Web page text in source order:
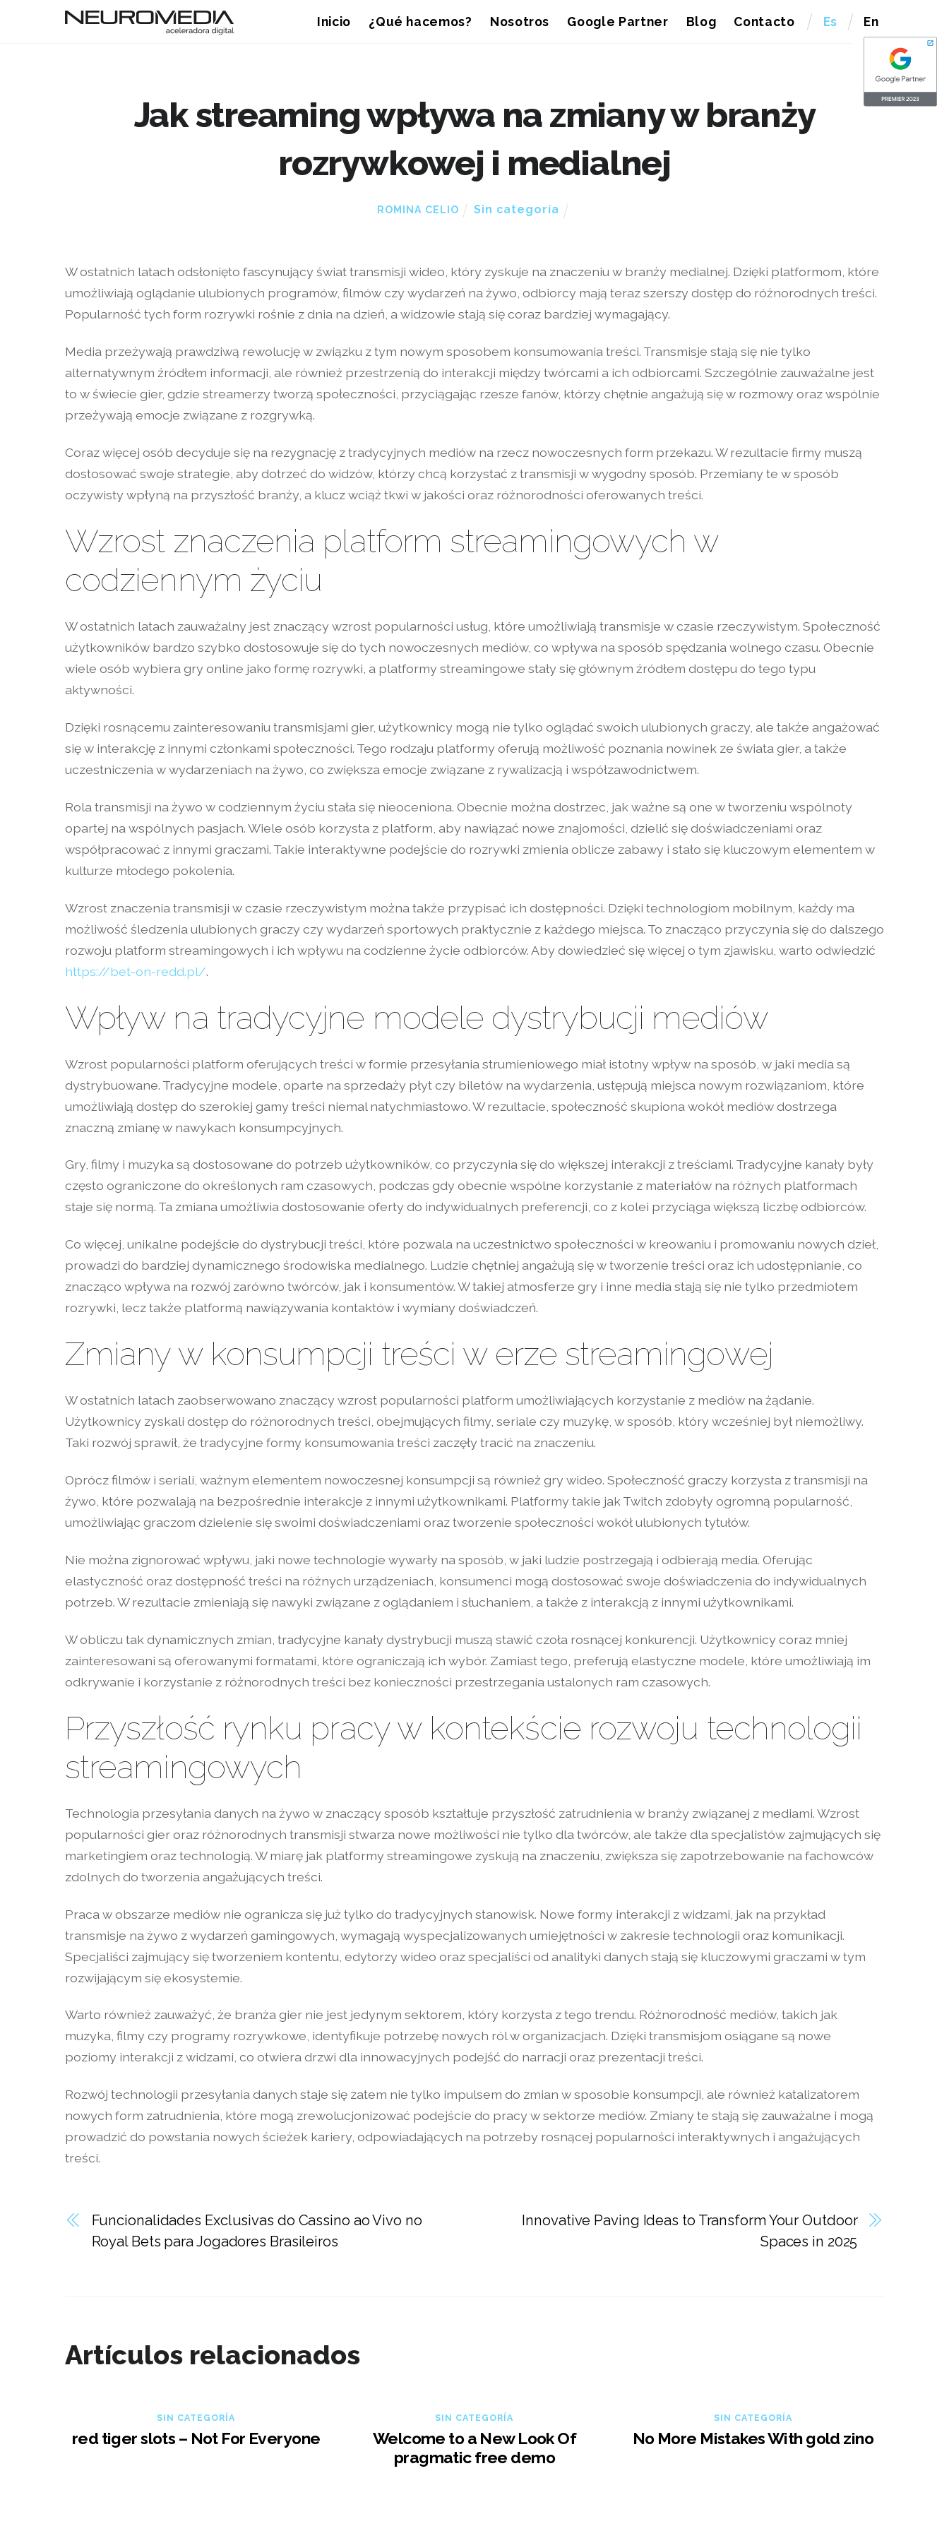
Inicio ¿Qué hacemos? Nosotros Google Partner Blog Contacto Es En
Jak streaming wpływa na zmiany w branży
rozrywkowej i medialnej
ROMINA CELIO Sin categoría
W ostatnich latach odsłonięto fascynujący świat transmisji wideo, który zyskuje na znaczeniu w branży medialnej. Dzięki platformom, które
umożliwiają oglądanie ulubionych programów, filmów czy wydarzeń na żywo, odbiorcy mają teraz szerszy dostęp do różnorodnych treści.
Popularność tych form rozrywki rośnie z dnia na dzień, a widzowie stają się coraz bardziej wymagający.
Media przeżywają prawdziwą rewolucję w związku z tym nowym sposobem konsumowania treści. Transmisje stają się nie tylko
alternatywnym źródłem informacji, ale również przestrzenią do interakcji między twórcami a ich odbiorcami. Szczególnie zauważalne jest
to w świecie gier, gdzie streamerzy tworzą społeczności, przyciągając rzesze fanów, którzy chętnie angażują się w rozmowy oraz wspólnie
przeżywają emocje związane z rozgrywką.
Coraz więcej osób decyduje się na rezygnację z tradycyjnych mediów na rzecz nowoczesnych form przekazu. W rezultacie firmy muszą
dostosować swoje strategie, aby dotrzeć do widzów, którzy chcą korzystać z transmisji w wygodny sposób. Przemiany te w sposób
oczywisty wpłyną na przyszłość branży, a klucz wciąż tkwi w jakości oraz różnorodności oferowanych treści.
Wzrost znaczenia platform streamingowych w
codziennym życiu
W ostatnich latach zauważalny jest znaczący wzrost popularności usług, które umożliwiają transmisje w czasie rzeczywistym. Społeczność
użytkowników bardzo szybko dostosowuje się do tych nowoczesnych mediów, co wpływa na sposób spędzania wolnego czasu. Obecnie
wiele osób wybiera gry online jako formę rozrywki, a platformy streamingowe stały się głównym źródłem dostępu do tego typu
aktywności.
Dzięki rosnącemu zainteresowaniu transmisjami gier, użytkownicy mogą nie tylko oglądać swoich ulubionych graczy, ale także angażować
się w interakcję z innymi członkami społeczności. Tego rodzaju platformy oferują możliwość poznania nowinek ze świata gier, a także
uczestniczenia w wydarzeniach na żywo, co zwiększa emocje związane z rywalizacją i współzawodnictwem.
Rola transmisji na żywo w codziennym życiu stała się nieoceniona. Obecnie można dostrzec, jak ważne są one w tworzeniu wspólnoty
opartej na wspólnych pasjach. Wiele osób korzysta z platform, aby nawiązać nowe znajomości, dzielić się doświadczeniami oraz
współpracować z innymi graczami. Takie interaktywne podejście do rozrywki zmienia oblicze zabawy i stało się kluczowym elementem w
kulturze młodego pokolenia.
Wzrost znaczenia transmisji w czasie rzeczywistym można także przypisać ich dostępności. Dzięki technologiom mobilnym, każdy ma
możliwość śledzenia ulubionych graczy czy wydarzeń sportowych praktycznie z każdego miejsca. To znacząco przyczynia się do dalszego
rozwoju platform streamingowych i ich wpływu na codzienne życie odbiorców. Aby dowiedzieć się więcej o tym zjawisku, warto odwiedzić
https://bet-on-redd.pl/.
Wpływ na tradycyjne modele dystrybucji mediów
Wzrost popularności platform oferujących treści w formie przesyłania strumieniowego miał istotny wpływ na sposób, w jaki media są
dystrybuowane. Tradycyjne modele, oparte na sprzedaży płyt czy biletów na wydarzenia, ustępują miejsca nowym rozwiązaniom, które
umożliwiają dostęp do szerokiej gamy treści niemal natychmiastowo. W rezultacie, społeczność skupiona wokół mediów dostrzega
znaczną zmianę w nawykach konsumpcyjnych.
Gry, filmy i muzyka są dostosowane do potrzeb użytkowników, co przyczynia się do większej interakcji z treściami. Tradycyjne kanały były
często ograniczone do określonych ram czasowych, podczas gdy obecnie wspólne korzystanie z materiałów na różnych platformach
staje się normą. Ta zmiana umożliwia dostosowanie oferty do indywidualnych preferencji, co z kolei przyciąga większą liczbę odbiorców.
Co więcej, unikalne podejście do dystrybucji treści, które pozwala na uczestnictwo społeczności w kreowaniu i promowaniu nowych dzieł,
prowadzi do bardziej dynamicznego środowiska medialnego. Ludzie chętniej angażują się w tworzenie treści oraz ich udostępnianie, co
znacząco wpływa na rozwój zarówno twórców, jak i konsumentów. W takiej atmosferze gry i inne media stają się nie tylko przedmiotem
rozrywki, lecz także platformą nawiązywania kontaktów i wymiany doświadczeń.
Zmiany w konsumpcji treści w erze streamingowej
W ostatnich latach zaobserwowano znaczący wzrost popularności platform umożliwiających korzystanie z mediów na żądanie.
Użytkownicy zyskali dostęp do różnorodnych treści, obejmujących filmy, seriale czy muzykę, w sposób, który wcześniej był niemożliwy.
Taki rozwój sprawił, że tradycyjne formy konsumowania treści zaczęły tracić na znaczeniu.
Oprócz filmów i seriali, ważnym elementem nowoczesnej konsumpcji są również gry wideo. Społeczność graczy korzysta z transmisji na
żywo, które pozwalają na bezpośrednie interakcje z innymi użytkownikami. Platformy takie jak Twitch zdobyły ogromną popularność,
umożliwiając graczom dzielenie się swoimi doświadczeniami oraz tworzenie społeczności wokół ulubionych tytułów.
Nie można zignorować wpływu, jaki nowe technologie wywarły na sposób, w jaki ludzie postrzegają i odbierają media. Oferując
elastyczność oraz dostępność treści na różnych urządzeniach, konsumenci mogą dostosować swoje doświadczenia do indywidualnych
potrzeb. W rezultacie zmieniają się nawyki związane z oglądaniem i słuchaniem, a także z interakcją z innymi użytkownikami.
W obliczu tak dynamicznych zmian, tradycyjne kanały dystrybucji muszą stawić czoła rosnącej konkurencji. Użytkownicy coraz mniej
zainteresowani są oferowanymi formatami, które ograniczają ich wybór. Zamiast tego, preferują elastyczne modele, które umożliwiają im
odkrywanie i korzystanie z różnorodnych treści bez konieczności przestrzegania ustalonych ram czasowych.
Przyszłość rynku pracy w kontekście rozwoju technologii
streamingowych
Technologia przesyłania danych na żywo w znaczący sposób kształtuje przyszłość zatrudnienia w branży związanej z mediami. Wzrost
popularności gier oraz różnorodnych transmisji stwarza nowe możliwości nie tylko dla twórców, ale także dla specjalistów zajmujących się
marketingiem oraz technologią. W miarę jak platformy streamingowe zyskują na znaczeniu, zwiększa się zapotrzebowanie na fachowców
zdolnych do tworzenia angażujących treści.
Praca w obszarze mediów nie ogranicza się już tylko do tradycyjnych stanowisk. Nowe formy interakcji z widzami, jak na przykład
transmisje na żywo z wydarzeń gamingowych, wymagają wyspecjalizowanych umiejętności w zakresie technologii oraz komunikacji.
Specjaliści zajmujący się tworzeniem kontentu, edytorzy wideo oraz specjaliści od analityki danych stają się kluczowymi graczami w tym
rozwijającym się ekosystemie.
Warto również zauważyć, że branża gier nie jest jedynym sektorem, który korzysta z tego trendu. Różnorodność mediów, takich jak
muzyka, filmy czy programy rozrywkowe, identyfikuje potrzebę nowych ról w organizacjach. Dzięki transmisjom osiągane są nowe
poziomy interakcji z widzami, co otwiera drzwi dla innowacyjnych podejść do narracji oraz prezentacji treści.
Rozwój technologii przesyłania danych staje się zatem nie tylko impulsem do zmian w sposobie konsumpcji, ale również katalizatorem
nowych form zatrudnienia, które mogą zrewolucjonizować podejście do pracy w sektorze mediów. Zmiany te stają się zauważalne i mogą
prowadzić do powstania nowych ścieżek kariery, odpowiadających na potrzeby rosnącej popularności interaktywnych i angażujących
treści.
Funcionalidades Exclusivas do Cassino ao Vivo no
Royal Bets para Jogadores Brasileiros
Innovative Paving Ideas to Transform Your Outdoor
Spaces in 2025
Artículos relacionados
SIN CATEGORÍA
red tiger slots – Not For Everyone
SIN CATEGORÍA
Welcome to a New Look Of
pragmatic free demo
SIN CATEGORÍA
No More Mistakes With gold zino